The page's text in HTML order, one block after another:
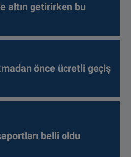
altın getirirken bu
önce ücretli geçiş
belli oldu